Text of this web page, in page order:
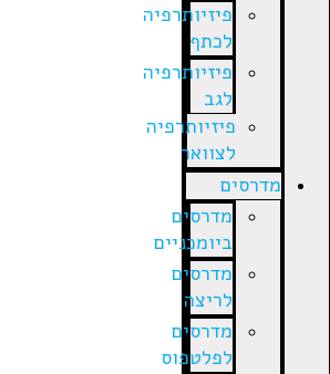
פיזיותרפיה
לכתף
פיזיותרפיה
לגב
פיזיותרפיה
לצוואר
מדרסים
מדרסים
ביומכניים
מדרסים
לריצה
מדרסים
לפלטפוס